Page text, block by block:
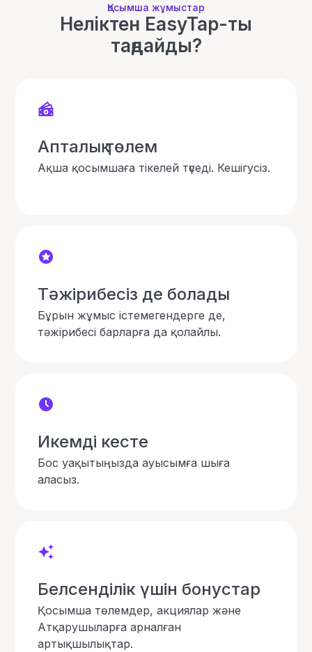
Қосымша жұмыстар
Неліктен EasyTap-ты
таңдайды?
Апталық төлем
Ақша қосымшаға тікелей түседі. Кешігусіз.
Тәжірибесіз де болады
Бұрын жұмыс істемегендерге де,
тәжірибесі барларға да қолайлы.
Икемді кесте
Бос уақытыңызда ауысымға шыға
аласыз.
Белсенділік үшін бонустар
Қосымша төлемдер, акциялар және
Атқарушыларға арналған
артықшылықтар.